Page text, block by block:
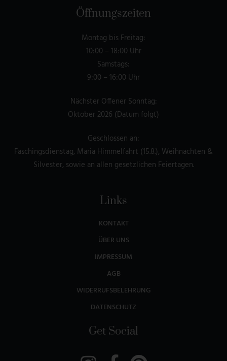
Öffnungszeiten
Montag bis Freitag:
10:00 – 18:00 Uhr
Samstags:
9:00 – 16:00 Uhr
Nächster Offener Sonntag:
Oktober 2026 (Datum folgt)
Geschlossen an:
Faschingsdienstag, Maria Himmelfahrt (15.8.), Weihnachten &
Silvester, sowie an allen gesetzlichen Feiertagen.
Links
KONTAKT
ÜBER UNS
IMPRESSUM
AGB
WIDERRUFSBELEHRUNG
DATENSCHUTZ
Get Social